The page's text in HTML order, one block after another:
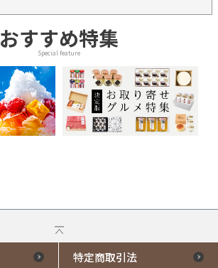
おすすめ特集
Special feature
特定商取引法